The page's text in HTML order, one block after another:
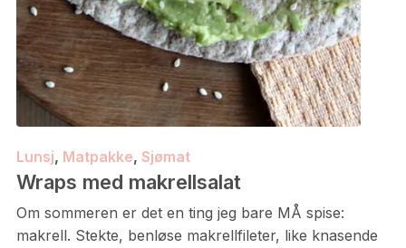
Lunsj, Matpakke, Sjømat
Wraps med makrellsalat
Om sommeren er det en ting jeg bare MÅ spise:
makrell. Stekte, benløse makrellfileter, like knasende